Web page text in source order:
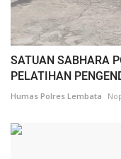
SATUAN SABHARA
PELATIHAN
Humas Polres Lembata